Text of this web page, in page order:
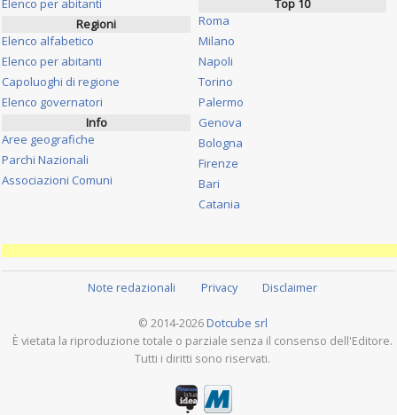
Elenco per abitanti
Regioni
Elenco alfabetico
Elenco per abitanti
Capoluoghi di regione
Elenco governatori
Info
Aree geografiche
Parchi Nazionali
Associazioni Comuni
Top 10
Roma
Milano
Napoli
Torino
Palermo
Genova
Bologna
Firenze
Bari
Catania
Note redazionali Privacy Disclaimer
© 2014-2026 Dotcube srl
È vietata la riproduzione totale o parziale senza il consenso dell'Editore.
Tutti i diritti sono riservati.